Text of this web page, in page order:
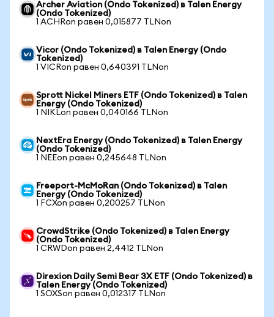
Archer Aviation (Ondo Tokenized) в Talen Energy
(Ondo Tokenized)
1 ACHRon равен 0,015877 TLNon
Vicor (Ondo Tokenized) в Talen Energy (Ondo
Tokenized)
1 VICRon равен 0,640391 TLNon
Sprott Nickel Miners ETF (Ondo Tokenized) в Talen
Energy (Ondo Tokenized)
1 NIKLon равен 0,040166 TLNon
NextEra Energy (Ondo Tokenized) в Talen Energy
(Ondo Tokenized)
1 NEEon равен 0,245648 TLNon
Freeport-McMoRan (Ondo Tokenized) в Talen
Energy (Ondo Tokenized)
1 FCXon равен 0,200257 TLNon
CrowdStrike (Ondo Tokenized) в Talen Energy
(Ondo Tokenized)
1 CRWDon равен 2,4412 TLNon
Direxion Daily Semi Bear 3X ETF (Ondo Tokenized) в
Talen Energy (Ondo Tokenized)
1 SOXSon равен 0,012317 TLNon